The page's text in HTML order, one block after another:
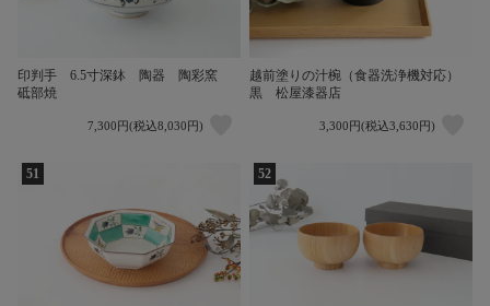
印判手 6.5寸深鉢 陶器 陶彩窯
砥部焼
7,300円(税込8,030円)
越前塗りの汁椀（食器洗浄機対応）
黒 松屋漆器店
3,300円(税込3,630円)
51 52